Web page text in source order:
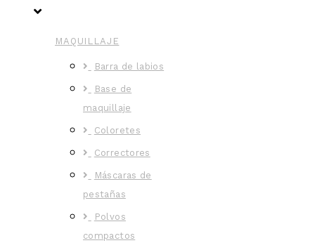
MAQUILLAJE
Barra de labios
Base de
maquillaje
Coloretes
Correctores
Máscaras de
pestañas
Polvos
compactos